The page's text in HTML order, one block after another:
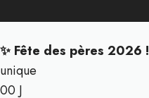
✨ Fête des pères 2026 !
unique
00 J